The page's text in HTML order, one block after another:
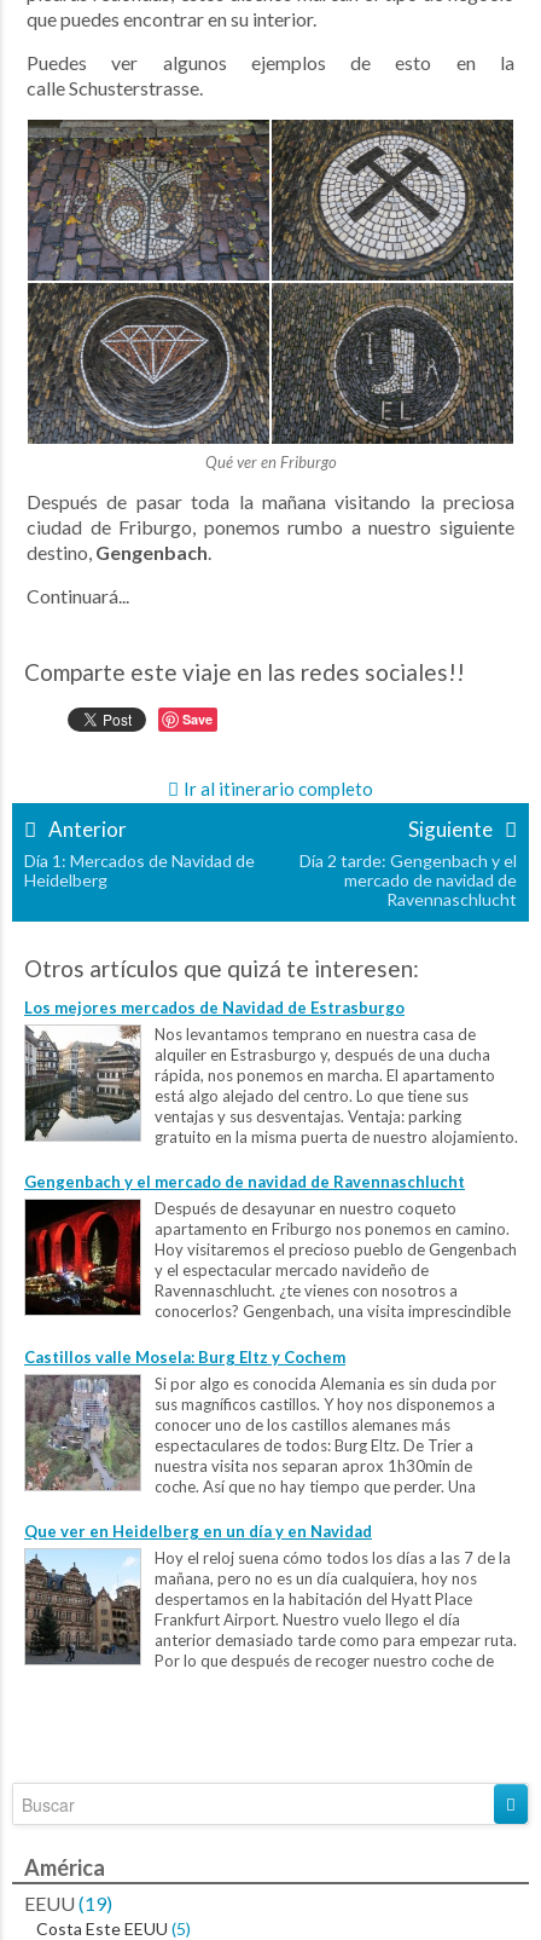
que puedes encontrar en su interior.
Puedes ver algunos ejemplos de esto en la
calle Schusterstrasse.
Qué ver en Friburgo
Después de pasar toda la mañana visitando la preciosa
ciudad de Friburgo, ponemos rumbo a nuestro siguiente
destino, Gengenbach.
Continuará...
Comparte este viaje en las redes sociales!!
Save
Ir al itinerario completo
Anterior
Día 1: Mercados de Navidad de
Heidelberg
Siguiente
Día 2 tarde: Gengenbach y el
mercado de navidad de
Ravennaschlucht
Otros artículos que quizá te interesen:
Los mejores mercados de Navidad de Estrasburgo
Nos levantamos temprano en nuestra casa de
alquiler en Estrasburgo y, después de una ducha
rápida, nos ponemos en marcha. El apartamento
está algo alejado del centro. Lo que tiene sus
ventajas y sus desventajas. Ventaja: parking
gratuito en la misma puerta de nuestro alojamiento.
Gengenbach y el mercado de navidad de Ravennaschlucht
Después de desayunar en nuestro coqueto
apartamento en Friburgo nos ponemos en camino.
Hoy visitaremos el precioso pueblo de Gengenbach
y el espectacular mercado navideño de
Ravennaschlucht. ¿te vienes con nosotros a
conocerlos? Gengenbach, una visita imprescindible
varios días...
Castillos valle Mosela: Burg Eltz y Cochem
Si por algo es conocida Alemania es sin duda por
sus magníficos castillos. Y hoy nos disponemos a
conocer uno de los castillos alemanes más
espectaculares de todos: Burg Eltz. De Trier a
nuestra visita nos separan aprox 1h30min de
coche. Así que no hay tiempo que perder. Una
Que ver en Heidelberg en un día y en Navidad
Hoy el reloj suena cómo todos los días a las 7 de la
mañana, pero no es un día cualquiera, hoy nos
despertamos en la habitación del Hyatt Place
Frankfurt Airport. Nuestro vuelo llego el día
anterior demasiado tarde como para empezar ruta.
Por lo que después de recoger nuestro coche de
América
EEUU(19)
Costa Este EEUU (5)